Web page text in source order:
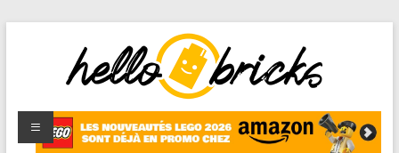
HelloBricks
Blog LEGO,
nouveaut�s